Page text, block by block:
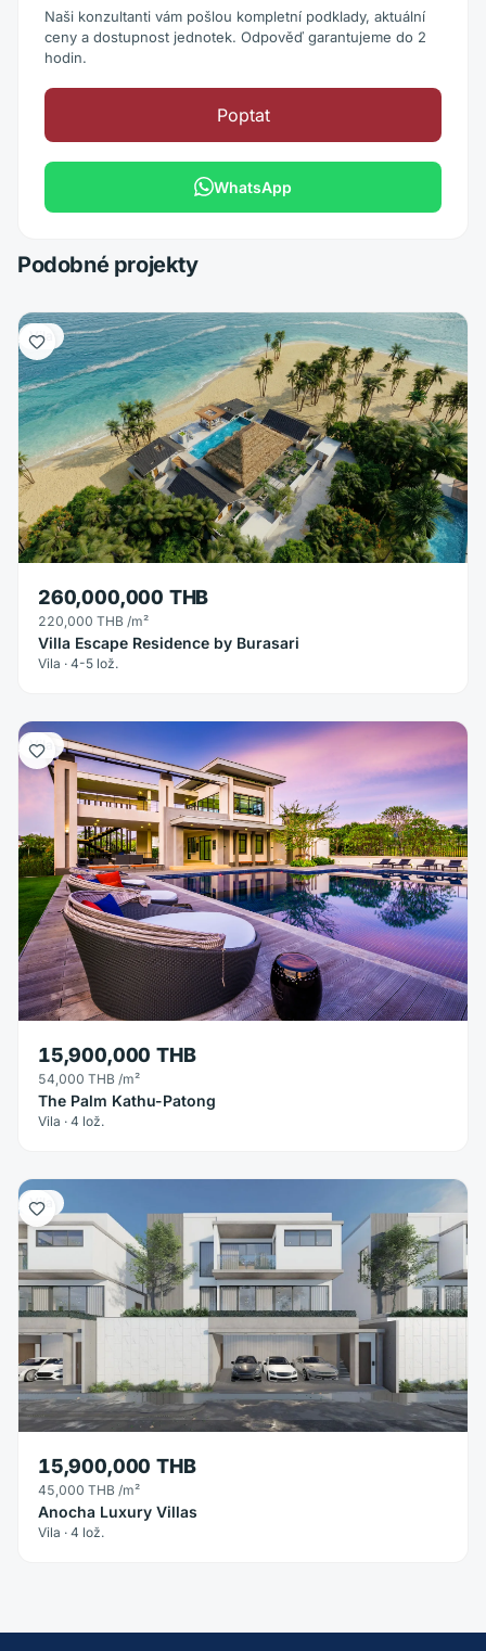
Naši konzultanti vám pošlou kompletní podklady, aktuální
ceny a dostupnost jednotek. Odpověď garantujeme do 2
hodin.
Poptat
WhatsApp
Podobné projekty
Vila
260,000,000 THB
220,000 THB /m²
Villa Escape Residence by Burasari
Vila · 4-5 lož.
Vila
15,900,000 THB
54,000 THB /m²
The Palm Kathu-Patong
Vila · 4 lož.
Vila
15,900,000 THB
45,000 THB /m²
Anocha Luxury Villas
Vila · 4 lož.